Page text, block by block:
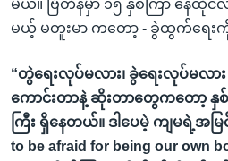
မယ်။ ဗြိတိန်မှာ ၁၅ နှစ်ကြာ နေထိုင်လ
မယ့် မတူးမာ ကတော့ - ခွဲထွက်ရေး
“တွဲရေးလုပ်မလား၊ ခွဲရေးလုပ်မလာ
ကောင်းတာနဲ့ ဆိုးတာတွေကတော့ နှ
ကြီး ရှိနေတယ်။ ဒါပေမဲ့ ကျမရဲ့အမြ
to be afraid for being our own